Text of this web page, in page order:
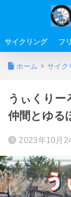
サイクリング フ
ホーム サイク
うぃくりー
仲間とゆる
2023年10月